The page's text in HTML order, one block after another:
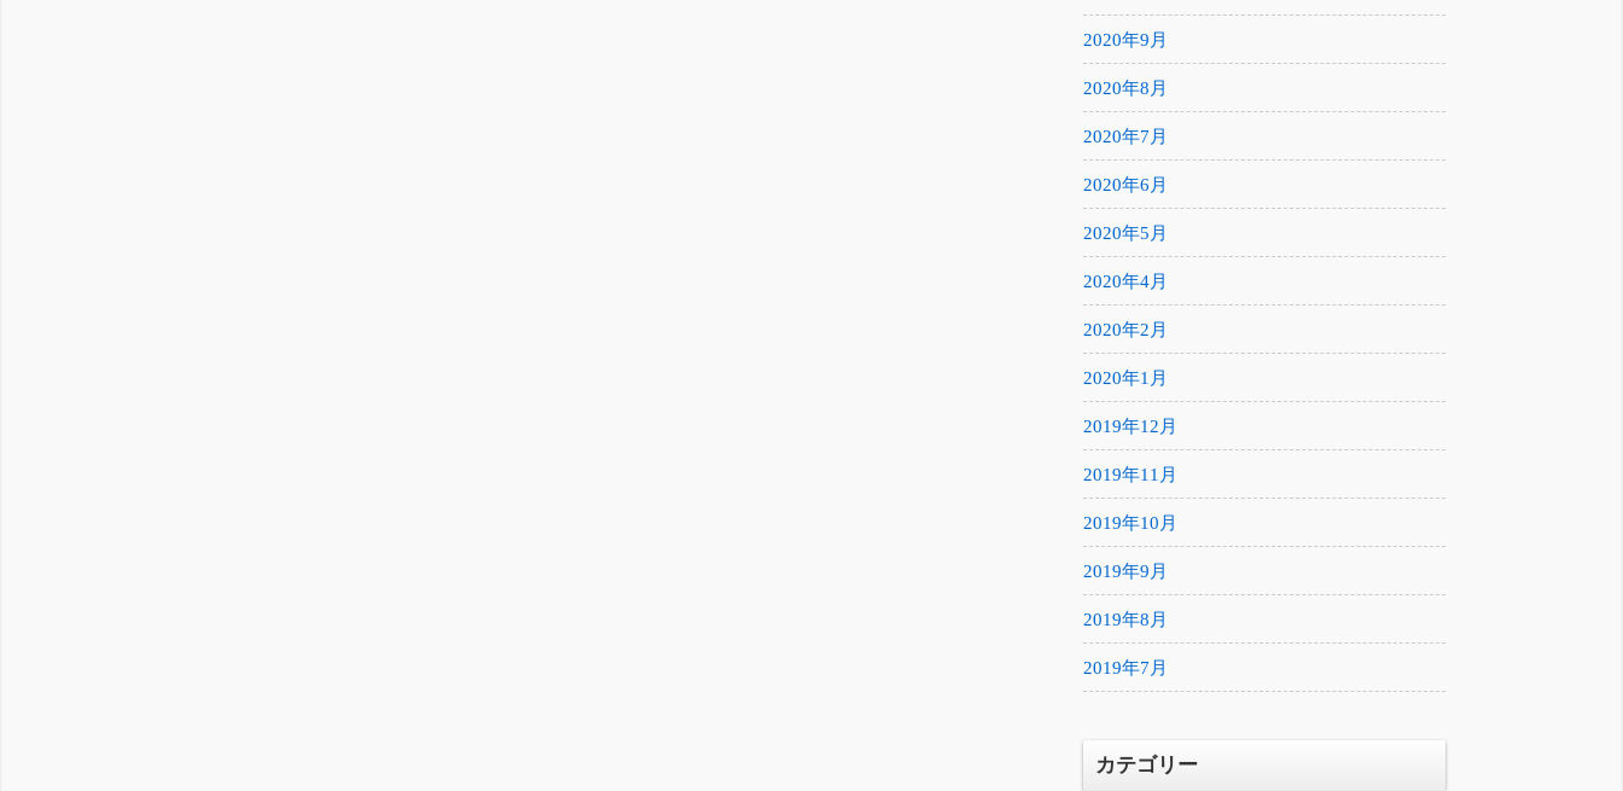
2020年9月
2020年8月
2020年7月
2020年6月
2020年5月
2020年4月
2020年2月
2020年1月
2019年12月
2019年11月
2019年10月
2019年9月
2019年8月
2019年7月
カテゴリー